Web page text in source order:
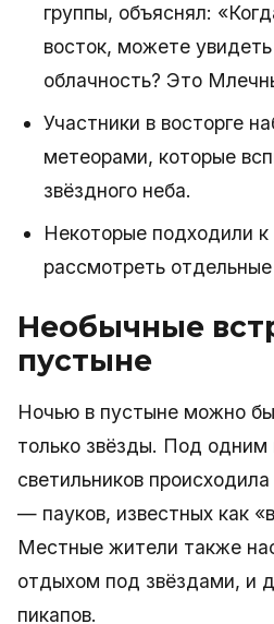
группы, объяснял:
восток, можете
облачность? Это
Участники в восторге
метеорами, которые
звёздного неба.
Некоторые подходили
рассмотреть
Необычные
пустыне
Ночью в пустыне можно
только звёзды. Под одним
светильников
— пауков, известных как
Местные жители также
отдыхом под звёздами, и
пикапов.